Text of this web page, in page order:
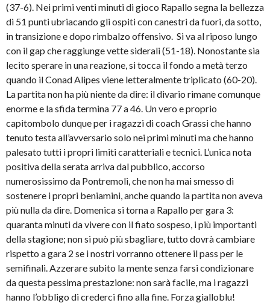
(37-6). Nei primi venti minuti di gioco Rapallo segna la bellezza
di 51 punti ubriacando gli ospiti con canestri da fuori, da sotto,
in transizione e dopo rimbalzo offensivo. Si va al riposo lungo
con il gap che raggiunge vette siderali (51-18). Nonostante sia
lecito sperare in una reazione, si tocca il fondo a metà terzo
quando il Conad Alipes viene letteralmente triplicato (60-20).
La partita non ha più niente da dire: il divario rimane comunque
enorme e la sfida termina 77 a 46. Un vero e proprio
capitombolo dunque per i ragazzi di coach Grassi che hanno
tenuto testa all’avversario solo nei primi minuti ma che hanno
palesato tutti i propri limiti caratteriali e tecnici. L’unica nota
positiva della serata arriva dal pubblico, accorso
numerosissimo da Pontremoli, che non ha mai smesso di
sostenere i propri beniamini, anche quando la partita non aveva
più nulla da dire. Domenica si torna a Rapallo per gara 3:
quaranta minuti da vivere con il fiato sospeso, i più importanti
della stagione; non si può più sbagliare, tutto dovrà cambiare
rispetto a gara 2 se i nostri vorranno ottenere il pass per le
semifinali. Azzerare subito la mente senza farsi condizionare
da questa pessima prestazione: non sarà facile, ma i ragazzi
hanno l’obbligo di crederci fino alla fine. Forza gialloblu!